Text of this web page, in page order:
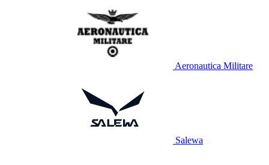
Aeronautica Militare
Salewa